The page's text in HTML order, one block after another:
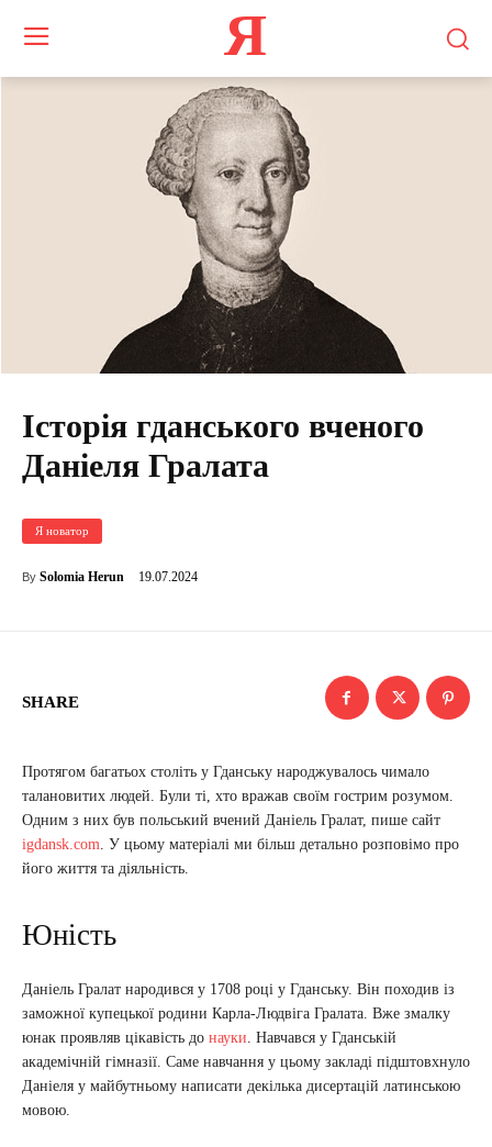
Я
Історія гданського вченого
Даніеля Гралата
Я новатор
By Solomia Herun 19.07.2024
SHARE
Протягом багатьох століть у Гданську народжувалось чимало
талановитих людей. Були ті, хто вражав своїм гострим розумом.
Одним з них був польський вчений Даніель Гралат, пише сайт
igdansk.com. У цьому матеріалі ми більш детально розповімо про
його життя та діяльність.
Юність
Даніель Гралат народився у 1708 році у Гданську. Він походив із
заможної купецької родини Карла-Людвіга Гралата. Вже змалку
юнак проявляв цікавість до науки. Навчався у Гданській
академічній гімназії. Саме навчання у цьому закладі підштовхнуло
Даніеля у майбутньому написати декілька дисертацій латинською
мовою.